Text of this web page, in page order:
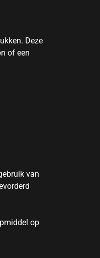
Deze
of een
van
op